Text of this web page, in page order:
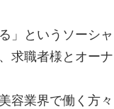
」というソーシャ
求職者様とオーナ
容業界で働く方々